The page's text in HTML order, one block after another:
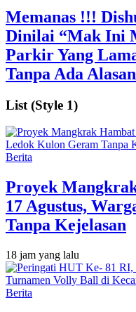
Memanas !!!
Dinilai “Mak Ini
Parkir Yang
Tanpa Ada
List (Style 1)
Berita
‎Proyek
17 Agustus,
Tanpa Kejelasan
18 jam yang lalu
Berita